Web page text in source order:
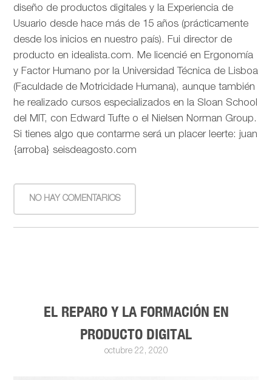
diseño de productos digitales y la Experiencia de
Usuario desde hace más de 15 años (prácticamente
desde los inicios en nuestro país). Fui director de
producto en idealista.com. Me licencié en Ergonomía
y Factor Humano por la Universidad Técnica de Lisboa
(Faculdade de Motricidade Humana), aunque también
he realizado cursos especializados en la Sloan School
del MIT, con Edward Tufte o el Nielsen Norman Group.
Si tienes algo que contarme será un placer leerte: juan
{arroba} seisdeagosto.com
NO HAY COMENTARIOS
EL REPARO Y LA FORMACIÓN EN
PRODUCTO DIGITAL
octubre 22, 2020